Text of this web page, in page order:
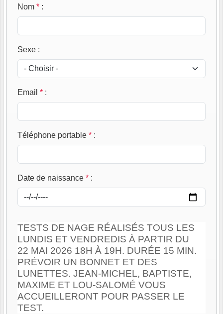
Nom * :
Sexe :
Email * :
Téléphone portable * :
Date de naissance * :
TESTS DE NAGE RÉALISÉS TOUS LES
LUNDIS ET VENDREDIS À PARTIR DU
22 MAI 2026 18H À 19H. DURÉE 15 MIN.
PRÉVOIR UN BONNET ET DES
LUNETTES. JEAN-MICHEL, BAPTISTE,
MAXIME ET LOU-SALOMÉ VOUS
ACCUEILLERONT POUR PASSER LE
TEST.